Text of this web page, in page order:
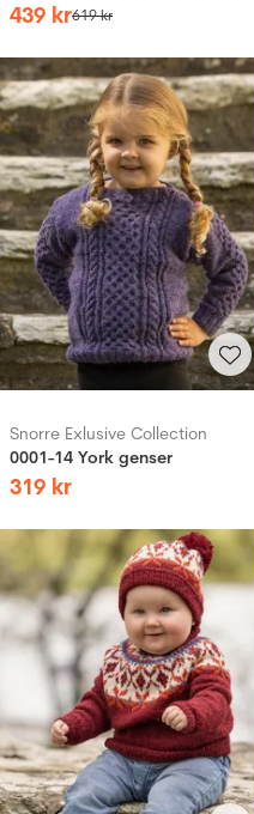
439 kr619kr
Snorre Exlusive Collection
0001-14 York genser
319 kr